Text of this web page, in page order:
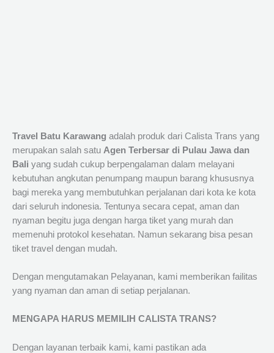
Travel Batu Karawang adalah produk dari Calista Trans yang
merupakan salah satu Agen Terbersar di Pulau Jawa dan
Bali yang sudah cukup berpengalaman dalam melayani
kebutuhan angkutan penumpang maupun barang khususnya
bagi mereka yang membutuhkan perjalanan dari kota ke kota
dari seluruh indonesia. Tentunya secara cepat, aman dan
nyaman begitu juga dengan harga tiket yang murah dan
memenuhi protokol kesehatan. Namun sekarang bisa pesan
tiket travel dengan mudah.
Dengan mengutamakan Pelayanan, kami memberikan failitas
yang nyaman dan aman di setiap perjalanan.
MENGAPA HARUS MEMILIH CALISTA TRANS?
Dengan layanan terbaik kami, kami pastikan ada